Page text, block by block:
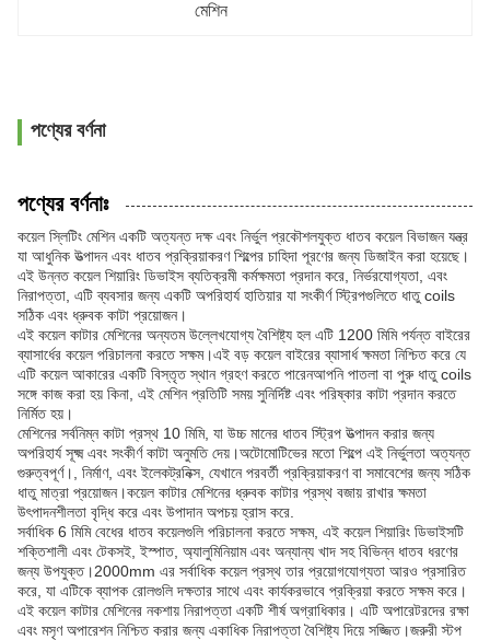
মেশিন
পণ্যের বর্ণনা
পণ্যের বর্ণনাঃ
কয়েল স্লিটিং মেশিন একটি অত্যন্ত দক্ষ এবং নির্ভুল প্রকৌশলযুক্ত ধাতব কয়েল বিভাজন যন্ত্র
যা আধুনিক উত্পাদন এবং ধাতব প্রক্রিয়াকরণ শিল্পের চাহিদা পূরণের জন্য ডিজাইন করা হয়েছে।
এই উন্নত কয়েল শিয়ারিং ডিভাইস ব্যতিক্রমী কর্মক্ষমতা প্রদান করে, নির্ভরযোগ্যতা, এবং
নিরাপত্তা, এটি ব্যবসার জন্য একটি অপরিহার্য হাতিয়ার যা সংকীর্ণ স্ট্রিপগুলিতে ধাতু coils
সঠিক এবং ধ্রুবক কাটা প্রয়োজন।
এই কয়েল কাটার মেশিনের অন্যতম উল্লেখযোগ্য বৈশিষ্ট্য হল এটি 1200 মিমি পর্যন্ত বাইরের
ব্যাসার্ধের কয়েল পরিচালনা করতে সক্ষম।এই বড় কয়েল বাইরের ব্যাসার্ধ ক্ষমতা নিশ্চিত করে যে
এটি কয়েল আকারের একটি বিস্তৃত স্থান গ্রহণ করতে পারেনআপনি পাতলা বা পুরু ধাতু coils
সঙ্গে কাজ করা হয় কিনা, এই মেশিন প্রতিটি সময় সুনির্দিষ্ট এবং পরিষ্কার কাটা প্রদান করতে
নির্মিত হয়।
মেশিনের সর্বনিম্ন কাটা প্রস্থ 10 মিমি, যা উচ্চ মানের ধাতব স্ট্রিপ উত্পাদন করার জন্য
অপরিহার্য সূক্ষ্ম এবং সংকীর্ণ কাটা অনুমতি দেয়।অটোমোটিভের মতো শিল্পে এই নির্ভুলতা অত্যন্ত
গুরুত্বপূর্ণ।, নির্মাণ, এবং ইলেকট্রনিক্স, যেখানে পরবর্তী প্রক্রিয়াকরণ বা সমাবেশের জন্য সঠিক
ধাতু মাত্রা প্রয়োজন।কয়েল কাটার মেশিনের ধ্রুবক কাটার প্রস্থ বজায় রাখার ক্ষমতা
উৎপাদনশীলতা বৃদ্ধি করে এবং উপাদান অপচয় হ্রাস করে.
সর্বাধিক 6 মিমি বেধের ধাতব কয়েলগুলি পরিচালনা করতে সক্ষম, এই কয়েল শিয়ারিং ডিভাইসটি
শক্তিশালী এবং টেকসই, ইস্পাত, অ্যালুমিনিয়াম এবং অন্যান্য খাদ সহ বিভিন্ন ধাতব ধরণের
জন্য উপযুক্ত।2000mm এর সর্বাধিক কয়েল প্রস্থ তার প্রয়োগযোগ্যতা আরও প্রসারিত
করে, যা এটিকে ব্যাপক রোলগুলি দক্ষতার সাথে এবং কার্যকরভাবে প্রক্রিয়া করতে সক্ষম করে।
এই কয়েল কাটার মেশিনের নকশায় নিরাপত্তা একটি শীর্ষ অগ্রাধিকার। এটি অপারেটরদের রক্ষা
এবং মসৃণ অপারেশন নিশ্চিত করার জন্য একাধিক নিরাপত্তা বৈশিষ্ট্য দিয়ে সজ্জিত।জরুরী স্টপ